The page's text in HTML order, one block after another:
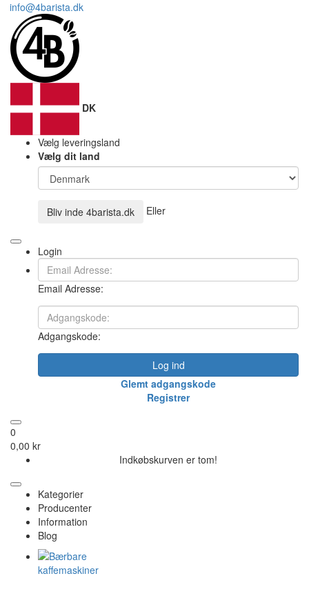
info@4barista.dk
DK
Vælg leveringsland
Vælg dit land
Bliv inde 4barista.dk Eller
Login
Email Adresse:
Adgangskode:
Log ind
Glemt adgangskode
Registrer
0
0,00 kr
Indkøbskurven er tom!
Kategorier
Producenter
Information
Blog